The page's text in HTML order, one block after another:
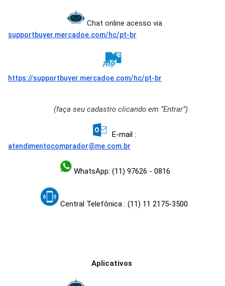
Chat online acesso via
supportbuyer.mercadoe.com/hc/pt-br
https://supportbuyer.mercadoe.com/hc/pt-br
(faça seu cadastro clicando em “Entrar”)
E-mail :
atendimentocomprador@me.com.br
WhatsApp: (11) 97626 - 0816
Central Telefônica : (11) 11 2175-3500
Aplicativos